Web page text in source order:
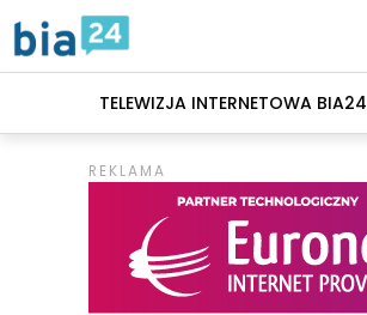
TELEWIZJA INTERNETOWA BIA24